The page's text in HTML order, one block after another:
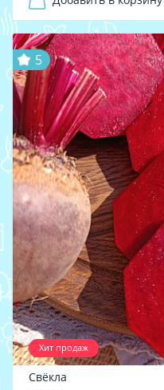
Хит продаж
5
Свёкла